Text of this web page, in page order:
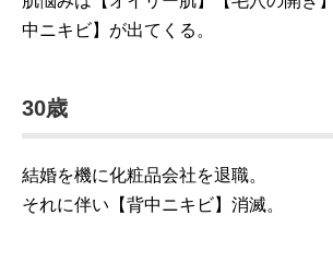
中ニキビ】が出てくる。
30歳
結婚を機に化粧品会社を退職。
それに伴い【背中ニキビ】消滅。